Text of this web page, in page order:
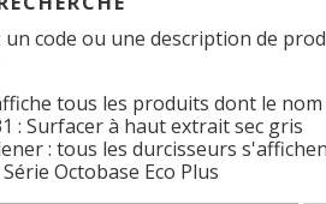
un code ou une description de
tous les produits dont le
: Surfacer à haut extrait sec gris
: tous les durcisseurs
Série Octobase Eco Plus